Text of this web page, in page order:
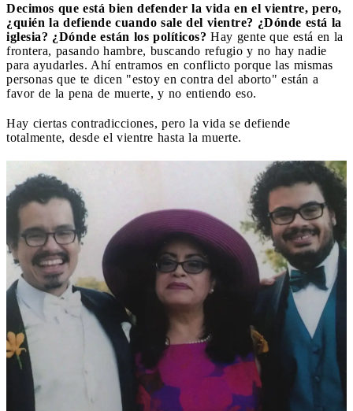
Decimos que está bien defender la vida en el vientre, pero,
¿quién la defiende cuando sale del vientre? ¿Dónde está la
iglesia? ¿Dónde están los políticos? Hay gente que está en la
frontera, pasando hambre, buscando refugio y no hay nadie
para ayudarles. Ahí entramos en conflicto porque las mismas
personas que te dicen "estoy en contra del aborto" están a
favor de la pena de muerte, y no entiendo eso.
Hay ciertas contradicciones, pero la vida se defiende
totalmente, desde el vientre hasta la muerte.